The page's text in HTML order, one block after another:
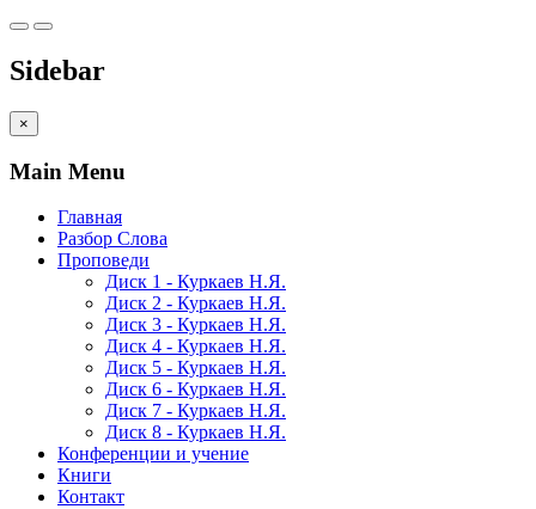
Sidebar
×
Main Menu
Главная
Разбор Слова
Проповеди
Диск 1 - Куркаев Н.Я.
Диск 2 - Куркаев Н.Я.
Диск 3 - Куркаев Н.Я.
Диск 4 - Куркаев Н.Я.
Диск 5 - Куркаев Н.Я.
Диск 6 - Куркаев Н.Я.
Диск 7 - Куркаев Н.Я.
Диск 8 - Куркаев Н.Я.
Конференции и учение
Книги
Контакт